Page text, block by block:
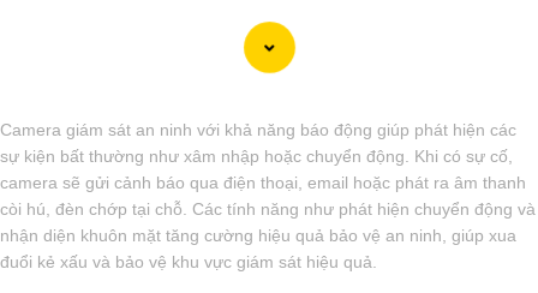
Full HD, hỗ trợ xoay 360 độ, phù hợp cho việc lắp đặt trong nhà hoặc
🔖4:Camera Dahua HAC-HDBW1200RP-Z: Camera dome chất lượng
2MP, hỗ trợ các tính năng như chống ngược sáng, chống nước.
Nhớ kiểm tra kỹ thông số kỹ thuật cũng như nguồn gốc xuất xứ của
sản phẩm trước khi mua nhé đểHoàn toàn tin cậylà sản phẩm chính
hãng và đáng tin cậy.
Camera giám sát an ninh với khả năng báo động giúp phát hiện các
sự kiện bất thường như xâm nhập hoặc chuyển động. Khi có sự cố,
camera sẽ gửi cảnh báo qua điện thoại, email hoặc phát ra âm thanh
còi hú, đèn chớp tại chỗ. Các tính năng như phát hiện chuyển động và
nhận diện khuôn mặt tăng cường hiệu quả bảo vệ an ninh, giúp xua
đuổi kẻ xấu và bảo vệ khu vực giám sát hiệu quả.